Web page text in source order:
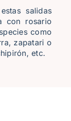
salidas
con rosario
como
zapatari o
etc.